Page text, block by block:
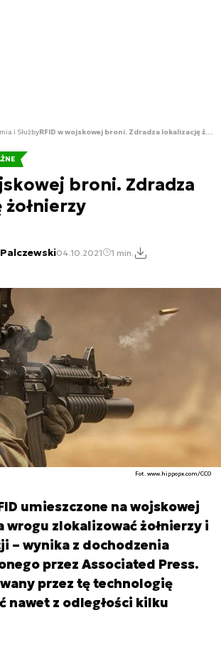
i Służby RFID w wojskowej broni. Zdradza lokalizację żołnierzy
broni. Zdradza
04.10.2021 1 min.
Fot. www.hippopx.com/CC0
umieszczone na wojskowej
wrogu zlokalizować żołnierzy i
– wynika z dochodzenia
przez Associated Press.
przez tę technologię
nawet z odległości kilku